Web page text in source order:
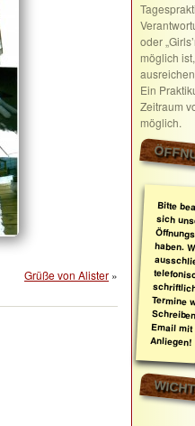
Grüße von Alister »
oder
möglich
Ein
Zeitraum
möglich.
Bitte
Anliegen!